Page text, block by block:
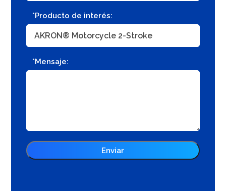
*Producto de interés:
*Mensaje: